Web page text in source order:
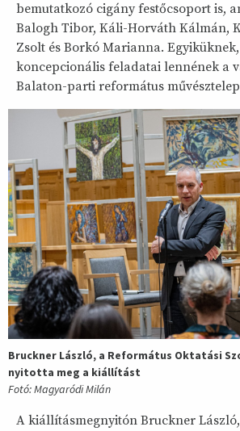
bemutatkozó cigány festőcsoport is,
Balogh Tibor, Káli-Horváth Kálmán,
Zsolt és Borkó Marianna.
koncepcionális feladatai lennének a
Balaton-parti református
Bruckner László, a Református Oktatási
nyitotta meg a kiállítást
Fotó: Magyaródi Milán
A kiállításmegnyitón Bruckner